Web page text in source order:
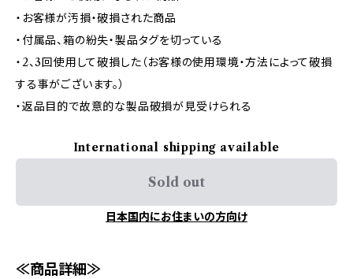
・お客様が汚損・破損された商品
・付属品、箱の紛失・製品タグを切っている
・2、3回使用して破損した（お客様の使用環境・方法によって破損
する事がございます。）
・返品目的で故意的な製品破損が見受けられる
International shipping available
Sold out
日本国内にお住まいの方向け
≪商品詳細≫